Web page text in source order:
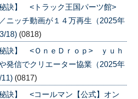
秘訣】 <トラック王国パーツ館>
ニッチ動画が１４万再生（2025年
18) (0818)
秘訣】 <ＯｎｅＤｒｏｐ> ｙｕｈ
発信でクリエーター協業（2025年
11) (0817)
秘訣】 <コールマン【公式】オン